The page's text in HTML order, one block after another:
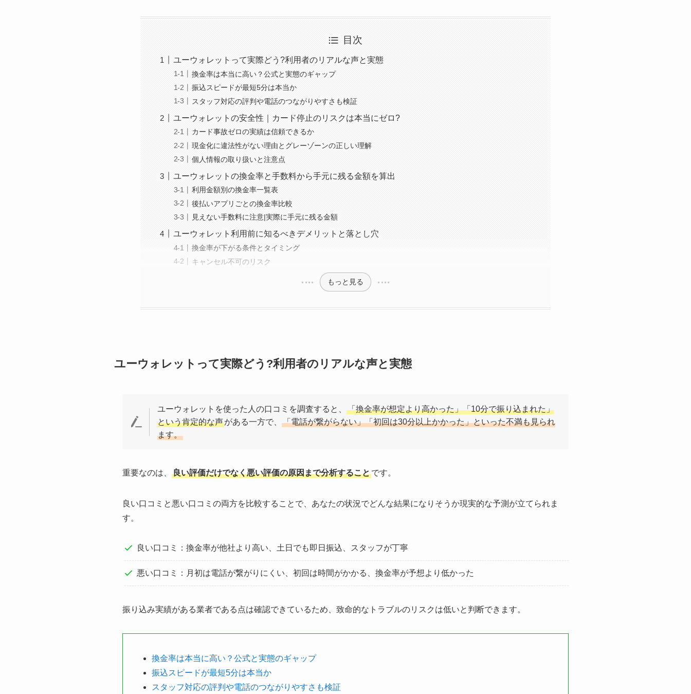
目次
ユーウォレットって実際どう?利用者のリアルな声と実態
換金率は本当に高い？公式と実態のギャップ
振込スピードが最短5分は本当か
スタッフ対応の評判や電話のつながりやすさも検証
ユーウォレットの安全性｜カード停止のリスクは本当にゼロ?
カード事故ゼロの実績は信頼できるか
現金化に違法性がない理由とグレーゾーンの正しい理解
個人情報の取り扱いと注意点
ユーウォレットの換金率と手数料から手元に残る金額を算出
利用金額別の換金率一覧表
後払いアプリごとの換金率比較
見えない手数料に注意|実際に手元に残る金額
ユーウォレット利用前に知るべきデメリットと落とし穴
換金率が下がる条件とタイミング
キャンセル不可のリスク
もっと見る
ユーウォレットって実際どう?利用者のリアルな声と実態
ユーウォレットを使った人の口コミを調査すると、
「換金率が想定より高かった」「10分で振り込まれた」
という肯定的な声がある一方で、
「電話が繋がらない」「初回は30分以上かかった」といった不満も見られ
ます。
重要なのは、 良い評価だけでなく悪い評価の原因まで分析することです。
良い口コミと悪い口コミの両方を比較することで、あなたの状況でどんな結果になりそうか現実的な予測が立てられま
す。
良い口コミ：換金率が他社より高い、土日でも即日振込、スタッフが丁寧
悪い口コミ：月初は電話が繋がりにくい、初回は時間がかかる、換金率が予想より低かった
振り込み実績がある業者である点は確認できているため、致命的なトラブルのリスクは低いと判断できます。
換金率は本当に高い？公式と実態のギャップ
振込スピードが最短5分は本当か
スタッフ対応の評判や電話のつながりやすさも検証